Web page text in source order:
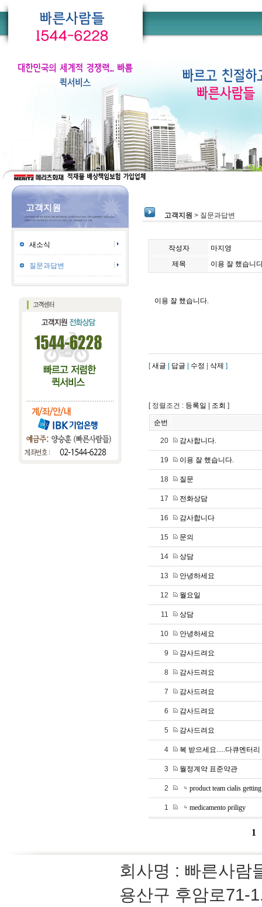
고객지원
새소식
질문과답변
고객지원 > 질문과답변
작성자
마지영
제목
이용 잘 했습니
이용 잘 했습니다.
[새글 답글 수정 삭제 ]
[ 정렬조건 : 등록일 조회 ]
순번
20 감사합니다.
19 이용 잘 했습니다.
18 질문
17 전화상담
16 감사합니다
15 문의
14 상담
13 안녕하세요
12 월요일
11 상담
10 안녕하세요
9 감사드려요
8 감사드려요
7 감사드려요
6 감사드려요
5 감사드려요
4 복 받으세요.....다큐멘터
3 월정계약 표준약관
2 product team cialis
1 medicamento priligy
1
회사명 : 빠른사
용산구 후암로71-